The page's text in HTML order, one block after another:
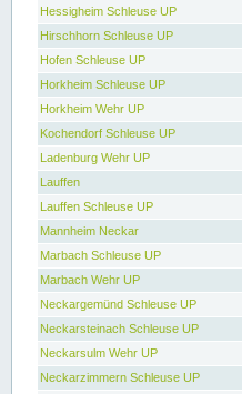
Hessigheim Schleuse UP
Hirschhorn Schleuse UP
Hofen Schleuse UP
Horkheim Schleuse UP
Horkheim Wehr UP
Kochendorf Schleuse UP
Ladenburg Wehr UP
Lauffen
Lauffen Schleuse UP
Mannheim Neckar
Marbach Schleuse UP
Marbach Wehr UP
Neckargemünd Schleuse UP
Neckarsteinach Schleuse UP
Neckarsulm Wehr UP
Neckarzimmern Schleuse UP